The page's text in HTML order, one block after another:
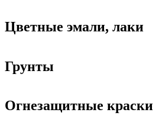
Цветные эмали, лаки
Грунты
Огнезащитные краски